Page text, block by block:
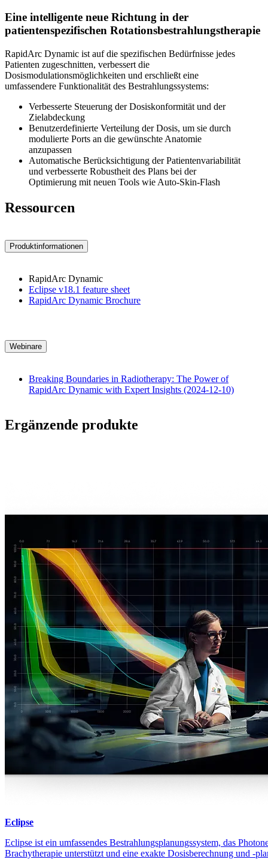
Eine intelligente neue Richtung in der
patientenspezifischen Rotationsbestrahlungstherapie
RapidArc Dynamic ist auf die spezifischen Bedürfnisse jedes
Patienten zugeschnitten, verbessert die
Dosismodulationsmöglichkeiten und erschließt eine
umfassendere Funktionalität des Bestrahlungssystems:
Verbesserte Steuerung der Dosiskonformität und der
Zielabdeckung
Benutzerdefinierte Verteilung der Dosis, um sie durch
modulierte Ports an die gewünschte Anatomie
anzupassen
Automatische Berücksichtigung der Patientenvariabilität
und verbesserte Robustheit des Plans bei der
Optimierung mit neuen Tools wie Auto-Skin-Flash
Ressourcen
Produktinformationen
RapidArc Dynamic
Eclipse v18.1 feature sheet
RapidArc Dynamic Brochure
Webinare
Breaking Boundaries in Radiotherapy: The Power of
RapidArc Dynamic with Expert Insights (2024-12-10)
Ergänzende produkte
Eclipse
Eclipse ist ein umfassendes Bestrahlungsplanungssystem, das
Brachytherapie unterstützt und eine exakte Dosisberechnung und -